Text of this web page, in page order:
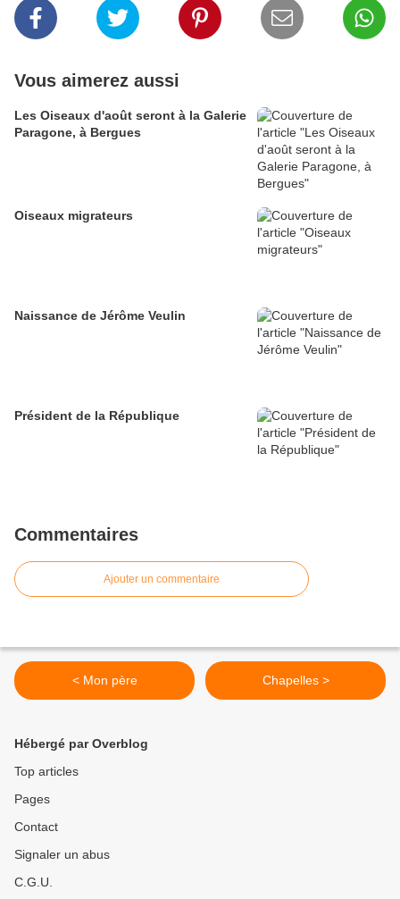
Vous aimerez aussi
Les Oiseaux d'août seront à la Galerie
Paragone, à Bergues
Oiseaux migrateurs
Naissance de Jérôme Veulin
Président de la République
Commentaires
Ajouter un commentaire
< Mon père Chapelles >
Hébergé par Overblog
Top articles
Pages
Contact
Signaler un abus
C.G.U.